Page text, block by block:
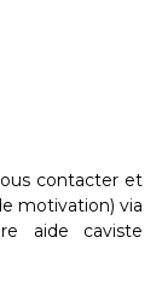
contacter et
motivation) via
aide caviste